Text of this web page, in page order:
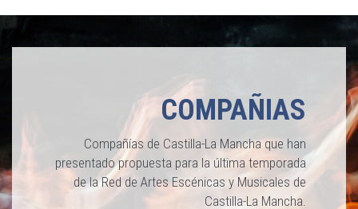
COMPAÑIAS
Compañías de Castilla-La Mancha que han
presentado propuesta para la última temporada
de la Red de Artes Escénicas y Musicales de
Castilla-La Mancha.